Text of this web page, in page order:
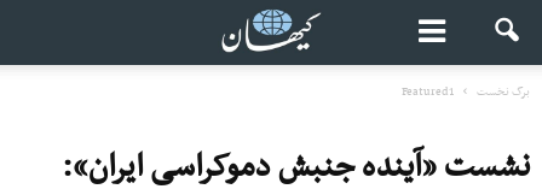
برگ نخست Featured1
نشست «آینده جنبش دموکراسی ایران»: